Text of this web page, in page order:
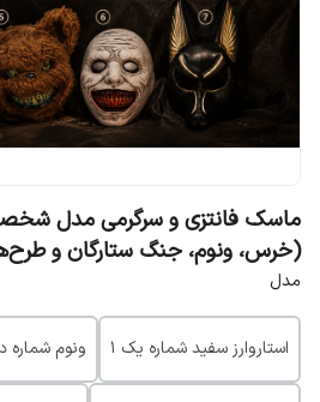
ماسک فانتزی و سرگرمی مدل
(خرس، ونوم، جنگ ستارگان و
مدل
استاروارز سفید شماره یک ۱ ونوم شماره